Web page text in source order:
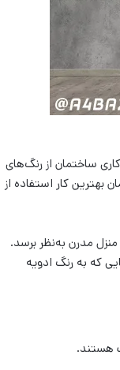
ساختمان از رنگ‌های
بهترین کار استفاده از
مدرن به‌نظر برسد.
که به رنگ ادویه
هستند.